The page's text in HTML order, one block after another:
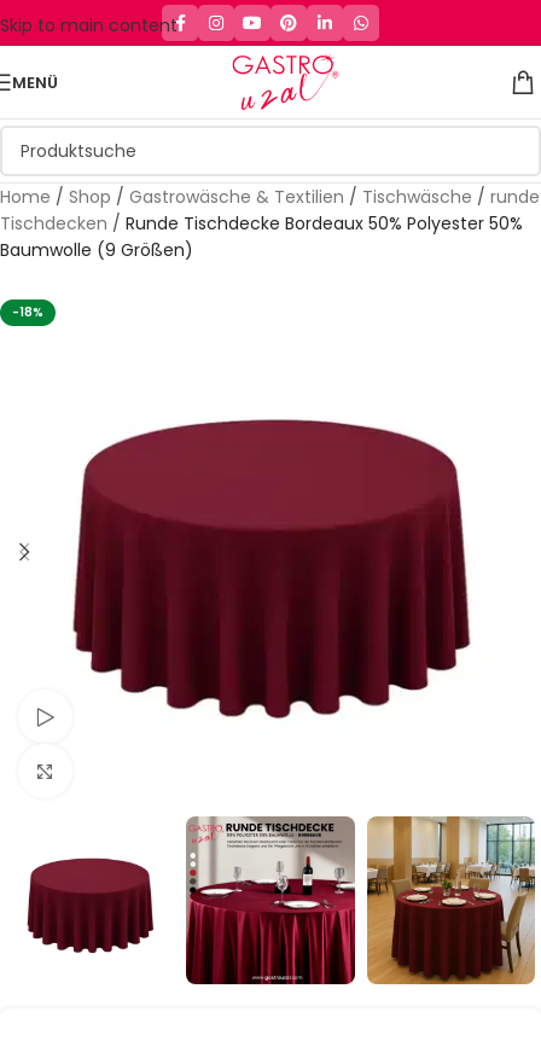
Skip to main content
MENÜ
Home / Shop / Gastrowäsche & Textilien / Tischwäsche / runde
Tischdecken / Runde Tischdecke Bordeaux 50% Polyester 50%
Baumwolle (9 Größen)
-18%